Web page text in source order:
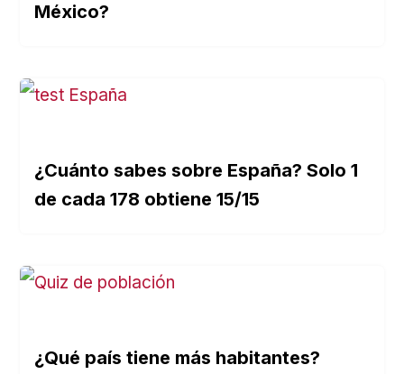
México?
¿Cuánto sabes sobre España? Solo 1
de cada 178 obtiene 15/15
¿Qué país tiene más habitantes?